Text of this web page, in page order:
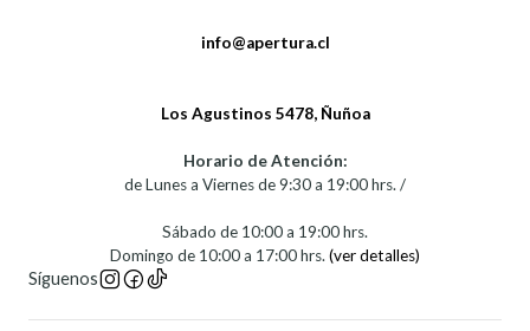
info@apertura.cl
Los Agustinos 5478, Ñuñoa
Horario de Atención:
de Lunes a Viernes de 9:30 a 19:00 hrs. /
Sábado de 10:00 a 19:00 hrs.
Domingo de 10:00 a 17:00 hrs.(ver detalles)
Síguenos